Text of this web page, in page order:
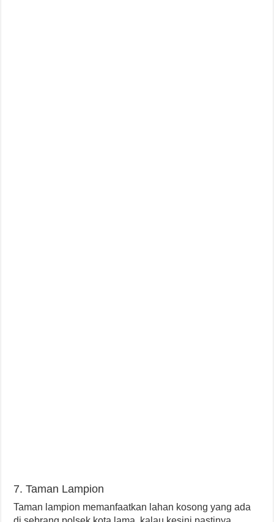
7. Taman Lampion
Taman lampion memanfaatkan lahan kosong yang ada